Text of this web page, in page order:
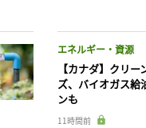
エネルギー・資源
【カナダ】クリ
ズ、バイオガス給
ンも
11時間前